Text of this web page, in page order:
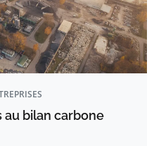
au bilan carbone